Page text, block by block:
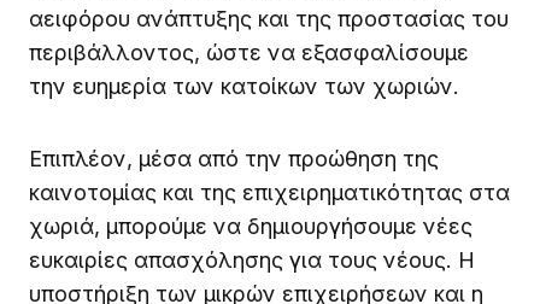
αειφόρου ανάπτυξης και της προστασίας του
περιβάλλοντος, ώστε να εξασφαλίσουμε
την ευημερία των κατοίκων των χωριών.
Επιπλέον, μέσα από την προώθηση της
καινοτομίας και της επιχειρηματικότητας στα
χωριά, μπορούμε να δημιουργήσουμε νέες
ευκαιρίες απασχόλησης για τους νέους. Η
υποστήριξη των μικρών επιχειρήσεων και η